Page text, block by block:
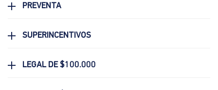
PREVENTA
SUPERINCENTIVOS
LEGAL DE $100.000